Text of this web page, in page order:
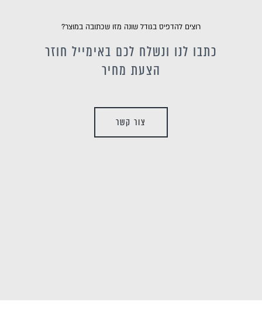
רוצים להדפיס בגודל שונה מזו שכתובה במוצר?
כתבו לנו ונשלח לכם באימייל חוזר
הצעת מחיר
צור קשר